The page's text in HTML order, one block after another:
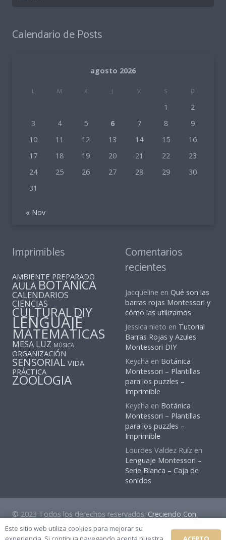
Calendario de Posts
agosto 2026
L M X J V S D
1
2
3
4 5 6 7 8
9
10
11 12 13 14 15
16
17
18 19 20 21 22
23
24
25 26 27 28 29
30
31
« Nov
Imprimibles
AMBIENTE PREPARADO
AULABOTANICA
CALENDARIOS
CIENCIAS
CULTURALDIY
LENGUAJE
MATEMATICAS
MESA LUZ MÚSICA
ORGANIZACIÓN
SENSORIAL VIDA
PRÁCTICA
ZOOLOGIA
Comentarios
recientes
Jacqueline en Qué son las
barras rojas Montessori y
cómo las utilizamos
Jessica nieto en Tutorial
Barras Rojas y Azules
Montessori DIY
Keycha en Botánica
Montessori – Plantillas
para los puzzles –
Imprimible
Keycha en Botánica
Montessori – Plantillas
para los puzzles –
Imprimible
Lourdes Valdez Ruíz en
Lenguaje Montessori –
Serie Blanca – Caja de
sonidos
© 2023 Todos los derechos reservados. Creciendo Con
Este sitio web utiliza cookies para mejorar su